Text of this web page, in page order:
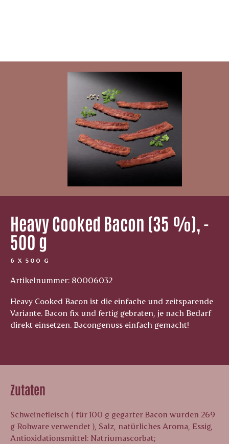
Heavy Cooked Bacon (35 %), ­
500 g
6 X 500 G
Artikelnummer: 80006032
Heavy Cooked Bacon ist die einfache und zeitsparende
Variante. Bacon fix und fertig gebraten, je nach Bedarf
direkt einsetzen. Bacongenuss einfach gemacht!
Zutaten
Schweinefleisch ( für 100 g gegarter Bacon wurden 269
g Rohware verwendet ), Salz, natürliches Aroma, Essig,
Antioxidationsmittel: Natriumascorbat;